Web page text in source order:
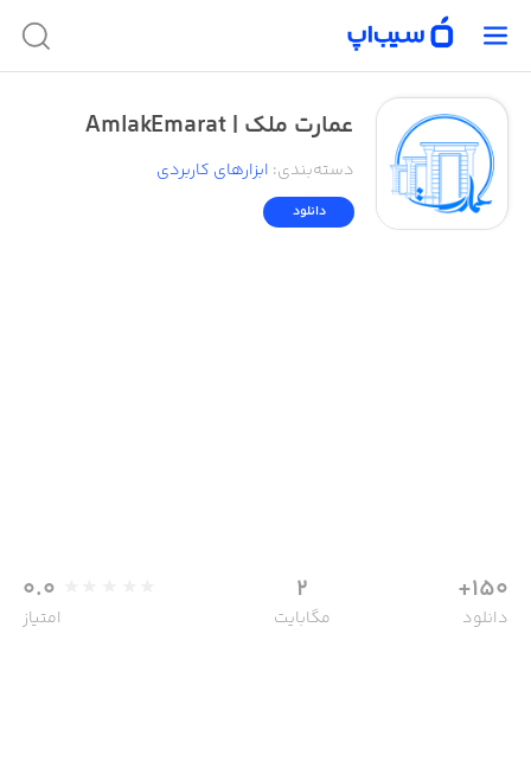
عمارت ملک | AmlakEmarat
دسته‌بندی: ابزار‌های کاربردی
دانلود
150+
دانلود
2
مگابایت
0.0
امتیاز